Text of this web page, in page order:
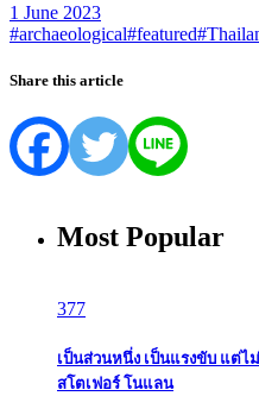
1 June 2023
#archaeological#featured
Share this article
Most Popular
377
เป็นส่วนหนึ่ง เป็นแรงขับ แต่
สโตเฟอร์ โนแลน